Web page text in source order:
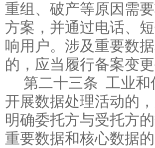
重组、破产等原因需
方案，并通过电话、
响用户。涉及重要数
的，应当履行备案变更
第二十三条 工业和
开展数据处理活动的
明确委托方与受托方
重要数据和核心数据